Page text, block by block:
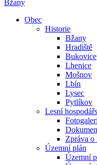
Bžany
Obec
Historie
Bžany
Hradiště
Bukovice
Lhenice
Mošnov
Lbín
Lysec
Pytlíkov
Lesní
Zpráva o
Územní plán
Územní